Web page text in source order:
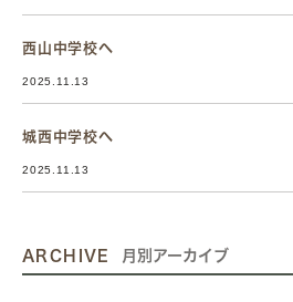
西山中学校へ
2025.11.13
城西中学校へ
2025.11.13
ARCHIVE 月別アーカイブ